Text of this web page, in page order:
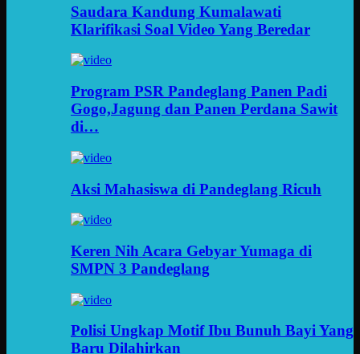
Saudara Kandung Kumalawati
Klarifikasi Soal Video Yang Beredar
Program PSR Pandeglang Panen Padi
Gogo,Jagung dan Panen Perdana Sawit
di…
Aksi Mahasiswa di Pandeglang Ricuh
Keren Nih Acara Gebyar Yumaga di
SMPN 3 Pandeglang
Polisi Ungkap Motif Ibu Bunuh Bayi Yang
Baru Dilahirkan